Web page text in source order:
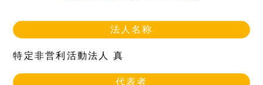
法人名称
特定非営利活動法人 真
代表者